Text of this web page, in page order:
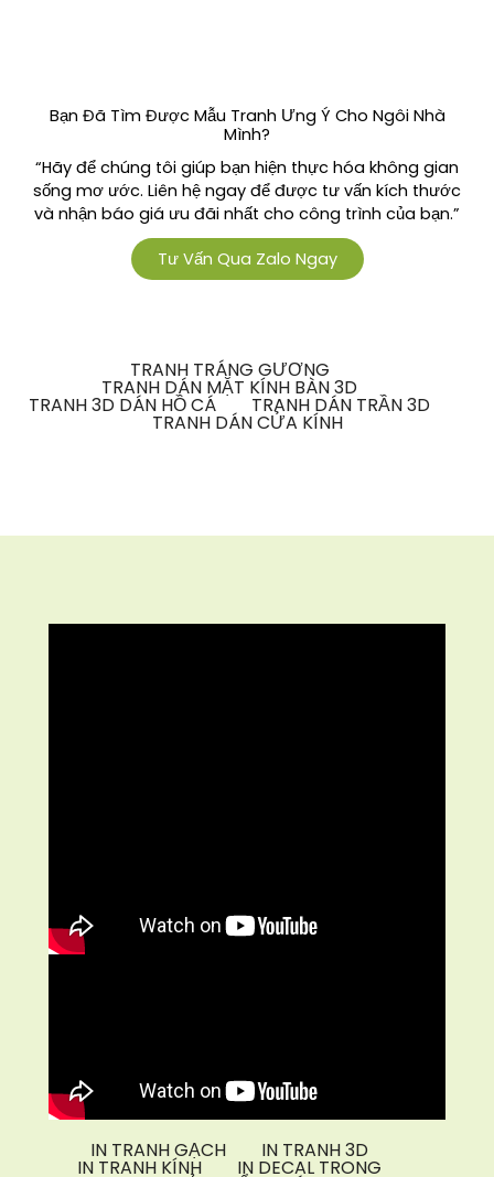
Bạn Đã Tìm Được Mẫu Tranh Ưng Ý Cho Ngôi Nhà
Mình?
“Hãy để chúng tôi giúp bạn hiện thực hóa không gian
sống mơ ước. Liên hệ ngay để được tư vấn kích thước
và nhận báo giá ưu đãi nhất cho công trình của bạn.”
Tư Vấn Qua Zalo Ngay
TRANH TRÁNG GƯƠNG
TRANH DÁN MẶT KÍNH BÀN 3D
TRANH 3D DÁN HỒ CÁ TRANH DÁN TRẦN 3D
TRANH DÁN CỬA KÍNH
IN TRANH GẠCH IN TRANH 3D
IN TRANH KÍNH IN DECAL TRONG